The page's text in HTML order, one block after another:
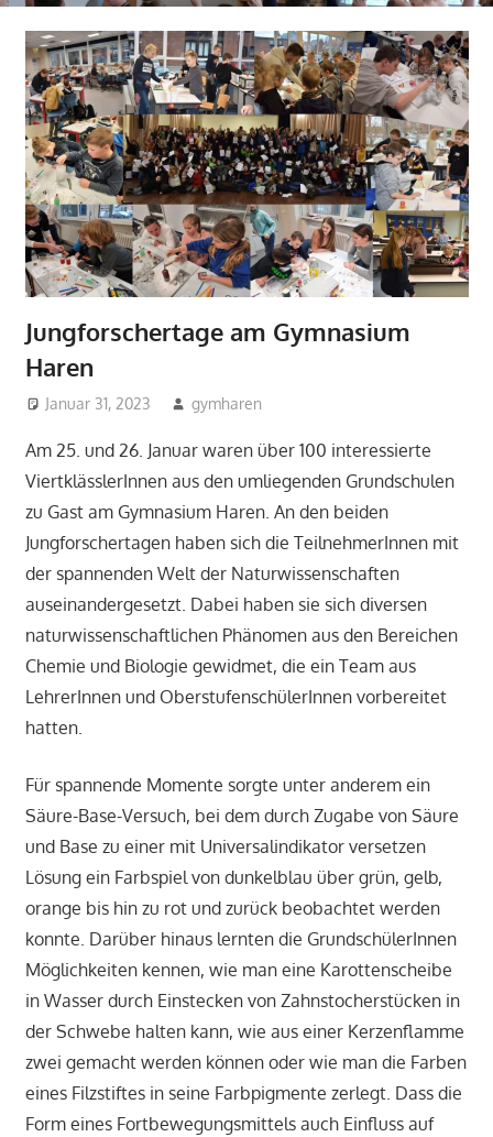
Jungforschertage am Gymnasium
Haren
Januar 31, 2023 gymharen
Am 25. und 26. Januar waren über 100 interessierte
ViertklässlerInnen aus den umliegenden Grundschulen
zu Gast am Gymnasium Haren. An den beiden
Jungforschertagen haben sich die TeilnehmerInnen mit
der spannenden Welt der Naturwissenschaften
auseinandergesetzt. Dabei haben sie sich diversen
naturwissenschaftlichen Phänomen aus den Bereichen
Chemie und Biologie gewidmet, die ein Team aus
LehrerInnen und OberstufenschülerInnen vorbereitet
hatten.
Für spannende Momente sorgte unter anderem ein
Säure-Base-Versuch, bei dem durch Zugabe von Säure
und Base zu einer mit Universalindikator versetzen
Lösung ein Farbspiel von dunkelblau über grün, gelb,
orange bis hin zu rot und zurück beobachtet werden
konnte. Darüber hinaus lernten die GrundschülerInnen
Möglichkeiten kennen, wie man eine Karottenscheibe
in Wasser durch Einstecken von Zahnstocherstücken in
der Schwebe halten kann, wie aus einer Kerzenflamme
zwei gemacht werden können oder wie man die Farben
eines Filzstiftes in seine Farbpigmente zerlegt. Dass die
Form eines Fortbewegungsmittels auch Einfluss auf